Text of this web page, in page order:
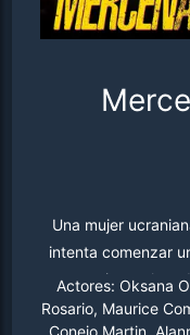
Una mujer
intenta comenzar
en una tierra
Dominique se verá
Actores: Oksana
Rosario, Maurice
Conejo Martin,